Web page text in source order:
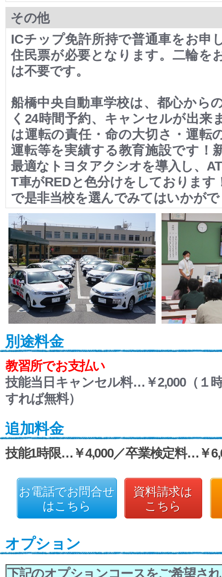
その他
ICチップ免許所持で普通車をお申
住民票が必要となります。二輪を
は不要です。
船橋中央自動車学校は、都心から
く24時間予約、キャンセルが出来
は運転の責任・命の大切さ・運転
運転等を実績する教育施設です！
最適なトヨタアクシオを導入し、
T車がREDと色分けをしております
で是非当校を選んでみてはいかが
別途料金
教習所でお支払い
技能当日キャンセル料…￥2,000（１
すれば無料）
追加料金
技能1時限…￥4,000／卒業検定料…￥
お電話でお問合せ
はこちら
資料請求は
こちら
オプション
下記のオプションコースをご希望さ